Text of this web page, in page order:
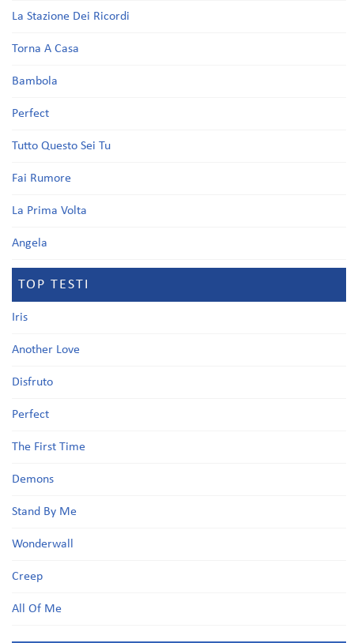
La Stazione Dei Ricordi
Torna A Casa
Bambola
Perfect
Tutto Questo Sei Tu
Fai Rumore
La Prima Volta
Angela
TOP TESTI
Iris
Another Love
Disfruto
Perfect
The First Time
Demons
Stand By Me
Wonderwall
Creep
All Of Me